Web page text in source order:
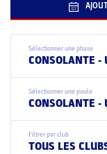
Sélectionner une phase
CONSOLANTE -
Sélectionner une poule
CONSOLANTE -
Filtrer par club
TOUS LES